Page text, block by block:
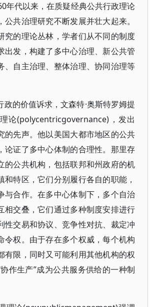
年代以来，在质疑经典公共行政理论
公共治理研究不断发展并壮大起来。
究的理论丛林，学者们从不同的制度
出发，构建了多中心治理、新公共管
、自主治理、整体治理、协同治理等
政的价值诉求，文森特·奥斯特罗姆提
论(polycentricgovernance)，发出
的先声。他以美国大都市地区的公共
论证了多中心体制的合理性。那里存
的公共机构，包括联邦和州政府的机
和特区，它们分别履行各自的职能，
与合作。在多中心体制下，多个自治
相交叠，它们通过多种制度安排进行
性交易和协议、竞争性对抗、裁定冲
令权。由于存在多个权威，每个机构
有限，同时又可能利用其他机构的权
作生产”成为公共服务供给的一种制